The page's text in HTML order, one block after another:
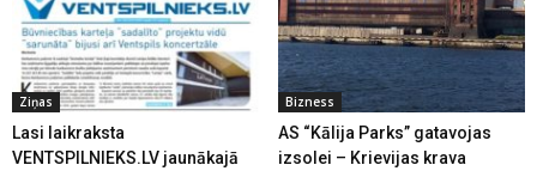
Ziņas
Lasi laikraksta
VENTSPILNIEKS.LV jaunākajā
Bizness
AS “Kālija Parks” gatavojas
izsolei – Krievijas krava